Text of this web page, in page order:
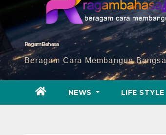
Ragam Bahasa
Beragam Cara Membangun Bangsa
NEWS LIFE STYLE